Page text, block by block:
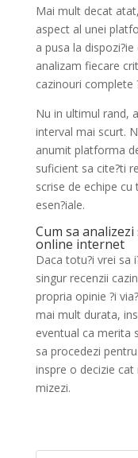
Mai mult decat
aspect al unei
a pusa la
analizam fiecare
cazinouri complete
Nu in ultimul rand,
interval mai scurt.
anumit platforma
suficient sa cite?ti
scrise de echipe
esen?iale.
Cum sa
online internet
Daca totu?i vrei sa
singur recenzii
propria opinie ?i
mai mult durata,
eventual ca merita
sa procedezi
inspre o decizie
mizezi.